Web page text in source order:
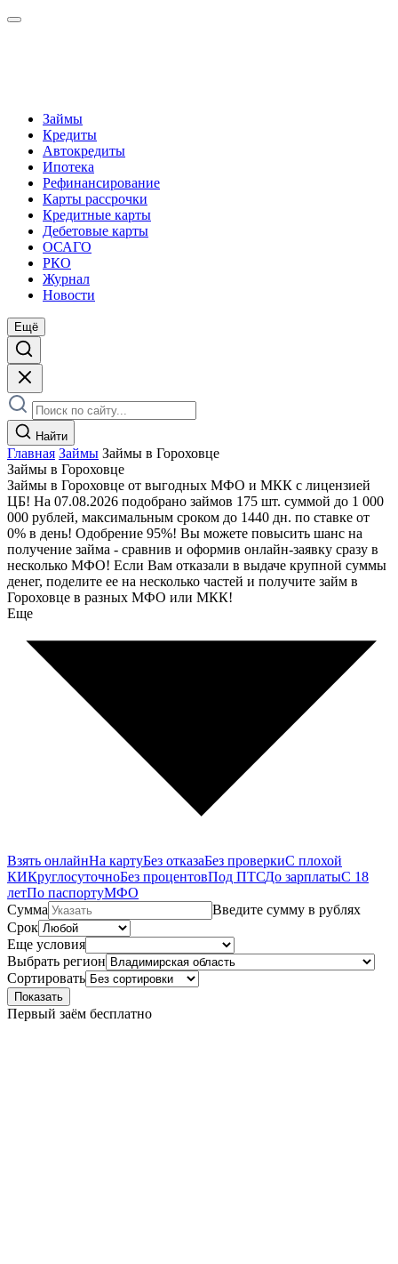
Займы
Кредиты
Автокредиты
Ипотека
Рефинансирование
Карты рассрочки
Кредитные карты
Дебетовые карты
ОСАГО
РКО
Журнал
Новости
Ещё
Найти
Главная Займы Займы в Гороховце
Займы в Гороховце
Займы в Гороховце от выгодных МФО и МКК с лицензией
ЦБ! На 07.08.2026 подобрано займов 175 шт. суммой до 1 000
000 рублей, максимальным сроком до 1440 дн. по ставке от
0% в день! Одобрение 95%! Вы можете повысить шанс на
получение займа - сравнив и оформив онлайн-заявку сразу в
несколько МФО! Если Вам отказали в выдаче крупной суммы
денег, поделите ее на несколько частей и получите займ в
Гороховце в разных МФО или МКК!
Еще
Взять онлайнНа картуБез отказаБез проверкиС плохой
КИКруглосуточноБез процентовПод ПТСДо зарплатыС 18
летПо паспортуМФО
Сумма
Введите сумму в рублях
Срок
Еще условия
Выбрать регион
Сортировать
Показать
Первый заём бесплатно